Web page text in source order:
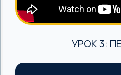
УРОК 3: